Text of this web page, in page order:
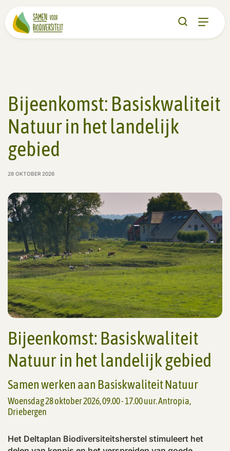
Bijeenkomst: Basiskwaliteit
Natuur in het landelijk
gebied
28 OKTOBER 2026
Bijeenkomst: Basiskwaliteit
Natuur in het landelijk gebied
Samen werken aan Basiskwaliteit Natuur
Woensdag 28 oktober 2026, 09.00 - 17.00 uur. Antropia,
Driebergen
Het Deltaplan Biodiversiteitsherstel stimuleert het